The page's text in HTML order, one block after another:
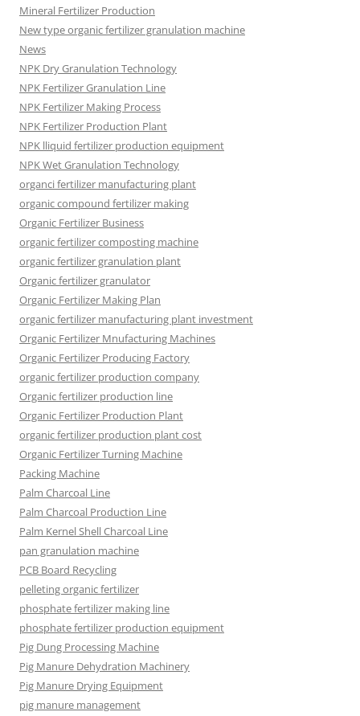
Mineral Fertilizer Production
New type organic fertilizer granulation machine
News
NPK Dry Granulation Technology
NPK Fertilizer Granulation Line
NPK Fertilizer Making Process
NPK Fertilizer Production Plant
NPK lliquid fertilizer production equipment
NPK Wet Granulation Technology
organci fertilizer manufacturing plant
organic compound fertilizer making
Organic Fertilizer Business
organic fertilizer composting machine
organic fertilizer granulation plant
Organic fertilizer granulator
Organic Fertilizer Making Plan
organic fertilizer manufacturing plant investment
Organic Fertilizer Mnufacturing Machines
Organic Fertilizer Producing Factory
organic fertilizer production company
Organic fertilizer production line
Organic Fertilizer Production Plant
organic fertilizer production plant cost
Organic Fertilizer Turning Machine
Packing Machine
Palm Charcoal Line
Palm Charcoal Production Line
Palm Kernel Shell Charcoal Line
pan granulation machine
PCB Board Recycling
pelleting organic fertilizer
phosphate fertilizer making line
phosphate fertilizer production equipment
Pig Dung Processing Machine
Pig Manure Dehydration Machinery
Pig Manure Drying Equipment
pig manure management